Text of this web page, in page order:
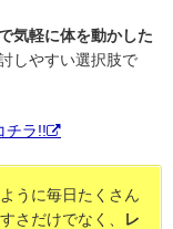
気軽に体を動かした
しやすい選択肢で
チラ!!
うに毎日たくさん
さだけでなく、
レ